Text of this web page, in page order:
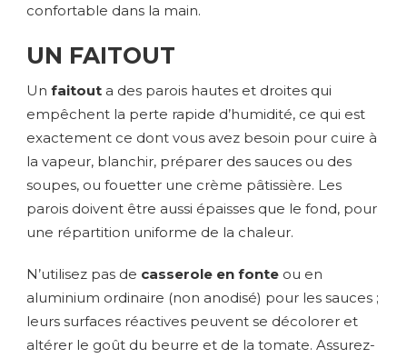
confortable dans la main.
UN FAITOUT
Un faitout a des parois hautes et droites qui
empêchent la perte rapide d’humidité, ce qui est
exactement ce dont vous avez besoin pour cuire à
la vapeur, blanchir, préparer des sauces ou des
soupes, ou fouetter une crème pâtissière. Les
parois doivent être aussi épaisses que le fond, pour
une répartition uniforme de la chaleur.
N’utilisez pas de casserole en fonte ou en
aluminium ordinaire (non anodisé) pour les sauces ;
leurs surfaces réactives peuvent se décolorer et
altérer le goût du beurre et de la tomate. Assurez-